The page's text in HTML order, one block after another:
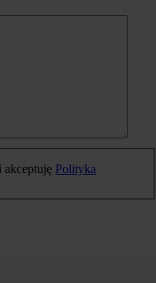
akceptuję Polityka